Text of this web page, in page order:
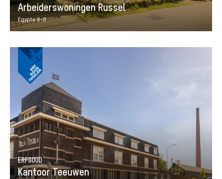
Arbeiderswoningen Russel
Egypte 8-9
ERFGOUD
Kantoor Teeuwen